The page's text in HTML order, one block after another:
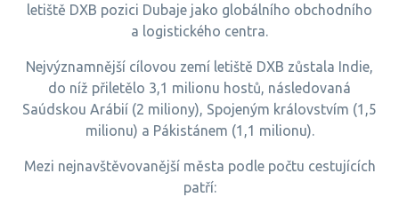
letiště DXB pozici Dubaje jako globálního obchodního
a logistického centra.
Nejvýznamnější cílovou zemí letiště DXB zůstala Indie,
do níž přiletělo 3,1 milionu hostů, následovaná
Saúdskou Arábií (2 miliony), Spojeným královstvím (1,5
milionu) a Pákistánem (1,1 milionu).
Mezi nejnavštěvovanější města podle počtu cestujících
patří: